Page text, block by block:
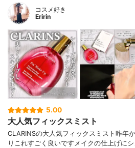
コスメ好き
Eririn
5.00
大人気フィックスミスト
CLARINSの大人気フィックスミスト昨年
りこれすごく良いですメイクの仕上げに